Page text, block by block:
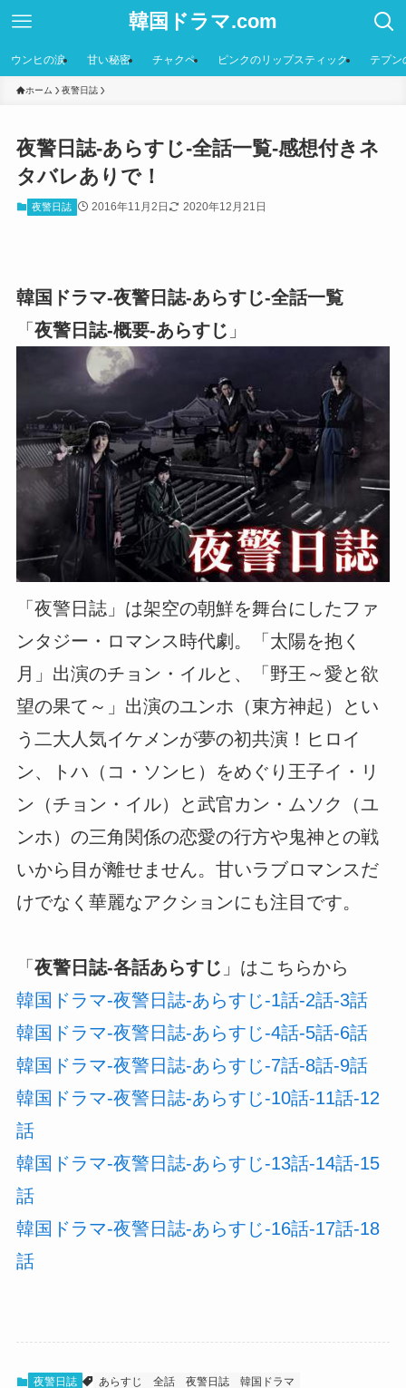
韓国ドラマ.com
ウンヒの涙 甘い秘密 チャクペ ピンクのリップスティック テプン
ホーム 夜警日誌
夜警日誌-あらすじ-全話一覧-感想付きネ
タバレありで！
夜警日誌 2016年11月2日 2020年12月21日
韓国ドラマ-夜警日誌-あらすじ-全話一覧
「 夜警日誌-概要-あらすじ 」
「夜警日誌」は架空の朝鮮を舞台にしたファ
ンタジー・ロマンス時代劇。「太陽を抱く
月」出演のチョン・イルと、「野王～愛と欲
望の果て～」出演のユンホ（東方神起）とい
う二大人気イケメンが夢の初共演！ヒロイ
ン、トハ（コ・ソンヒ）をめぐり王子イ・リ
ン（チョン・イル）と武官カン・ムソク（ユ
ンホ）の三角関係の恋愛の行方や鬼神との戦
いから目が離せません。甘いラブロマンスだ
けでなく華麗なアクションにも注目です。
「 夜警日誌-各話あらすじ 」はこちらから
韓国ドラマ-夜警日誌-あらすじ-1話-2話-3話
韓国ドラマ-夜警日誌-あらすじ-4話-5話-6話
韓国ドラマ-夜警日誌-あらすじ-7話-8話-9話
韓国ドラマ-夜警日誌-あらすじ-10話-11話-12
話
韓国ドラマ-夜警日誌-あらすじ-13話-14話-15
話
韓国ドラマ-夜警日誌-あらすじ-16話-17話-18
話
夜警日誌 あらすじ 全話 夜警日誌 韓国ドラマ